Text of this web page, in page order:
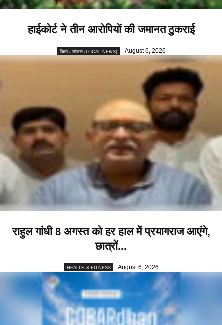
हाईकोर्ट ने तीन आरोपियों की जमानत ठुकराई
जिला / लोकल (LOCAL NEWS) August 6, 2026
राहुल गांधी 8 अगस्त को हर हाल में प्रयागराज आएंगे,
छात्रों...
HEALTH & FITNESS August 6, 2026